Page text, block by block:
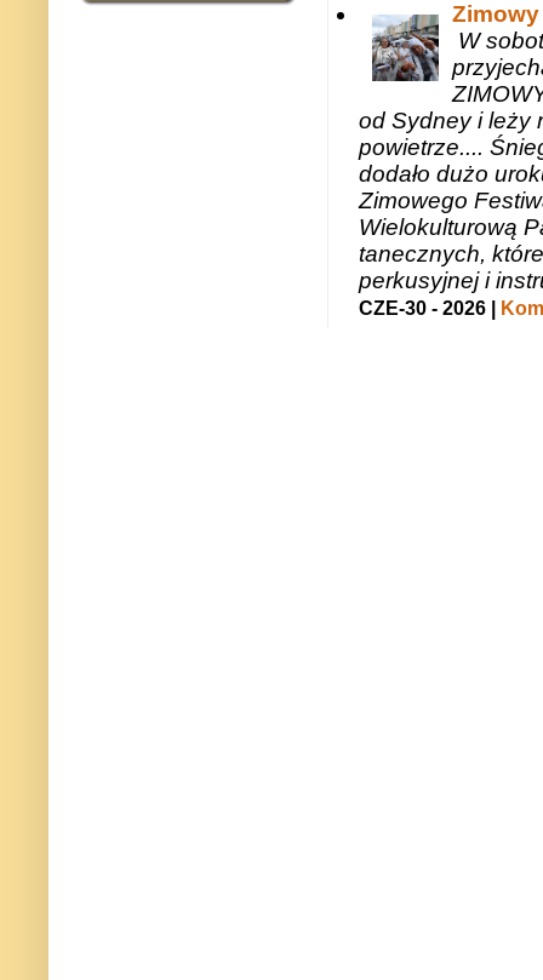
W
od Sydney i leży
powietrze....
dodało dużo
Zimowego
Wielokulturową
tanecznych,
perkusyjnej i
CZE-30 - 2026 |